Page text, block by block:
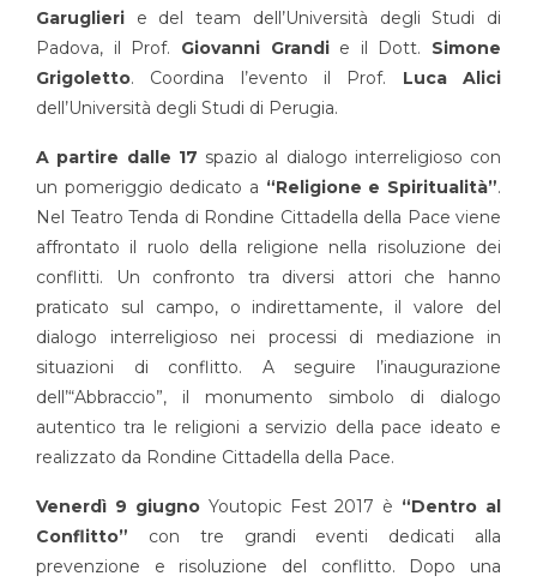
Garuglieri e del team dell’Università degli Studi di
Padova, il Prof. Giovanni Grandie il Dott. Simone
Grigoletto. Coordina l’evento il Prof. Luca Alici
dell’Università degli Studi di Perugia.
A partire dalle 17 spazio al dialogo interreligioso con
un pomeriggio dedicato a “Religione e Spiritualità”.
Nel Teatro Tenda di Rondine Cittadella della Pace viene
affrontato il ruolo della religione nella risoluzione dei
conflitti. Un confronto tra diversi attori che hanno
praticato sul campo, o indirettamente, il valore del
dialogo interreligioso nei processi di mediazione in
situazioni di conflitto. A seguire l’inaugurazione
dell’“Abbraccio”, il monumento simbolo di dialogo
autentico tra le religioni a servizio della pace ideato e
realizzato da Rondine Cittadella della Pace.
Venerdì 9 giugno Youtopic Fest 2017 è “Dentro al
Conflitto” con tre grandi eventi dedicati alla
prevenzione e risoluzione del conflitto. Dopo una